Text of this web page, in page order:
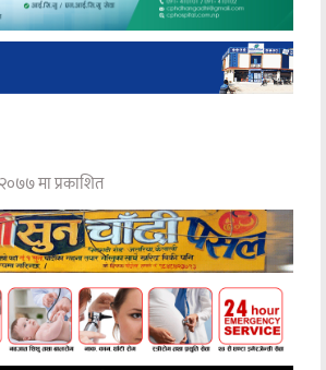
मा प्रकाशित